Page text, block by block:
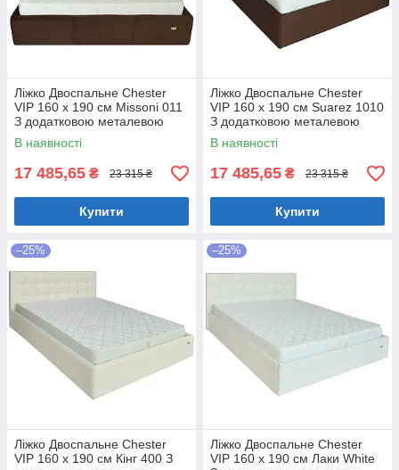
Ліжко Двоспальне Chester
VIP 160 х 190 см Missoni 011
З додатковою металевою
цільнозварною рамою
Темно-коричневий
В наявності
17 485,65 ₴ 23 315 ₴
Купити
Ліжко Двоспальне Chester
VIP 160 х 190 см Suarez 1010
З додатковою металевою
цільнозварною рамою
Коричневий
В наявності
17 485,65 ₴ 23 315 ₴
Купити
–25%
Ліжко Двоспальне Chester
VIP 160 х 190 см Кінг 400 З
–25%
Ліжко Двоспальне Chester
VIP 160 х 190 см Лаки White